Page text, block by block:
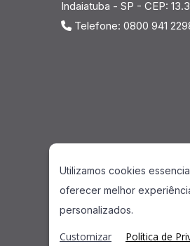
Indaiatuba - SP - CEP:
Telefone: 0800 941
Sensor Pressão
componentes de alta
Pressão Bomba Arla
Pressão Bomba Arla
peças que monitoram
Utilizamos cookies
oferecer melhor
personalizados.
Customizar Política de